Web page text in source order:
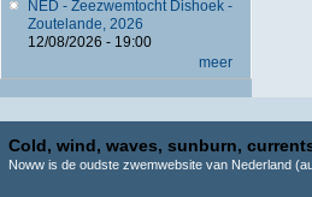
NED - Zeezwemtocht Dishoek -
Zoutelande, 2026
12/08/2026 - 19:00
meer
Cold, wind, waves, sunburn,
Noww is de oudste zwemwebsite van Nederland